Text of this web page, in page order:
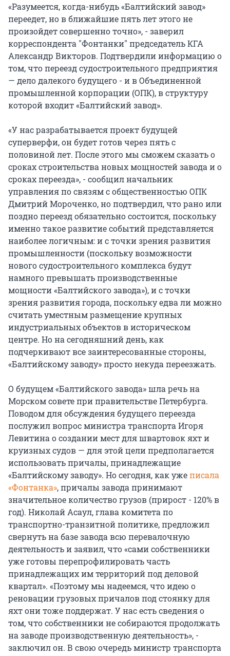
«Разумеется, когда-нибудь «Балтийский завод»
переедет, но в ближайшие пять лет этого не
произойдет совершенно точно», - заверил
корреспондента "Фонтанки" председатель КГА
Александр Викторов. Подтвердили информацию о
том, что переезд судостроительного предприятия
— дело далекого будущего - и в Объединенной
промышленной корпорации (ОПК), в структуру
которой входит «Балтийский завод».
«У нас разрабатывается проект будущей
суперверфи, он будет готов через пять с
половиной лет. После этого мы сможем сказать о
сроках строительства новых мощностей завода и о
сроках переезда», - сообщил начальник
управления по связям с общественностью ОПК
Дмитрий Мороченко, но подтвердил, что рано или
поздно переезд обязательно состоится, поскольку
именно такое развитие событий представляется
наиболее логичным: и с точки зрения развития
промышленности (поскольку возможности
нового судостроительного комплекса будут
намного превышать производственные
мощности «Балтийского завода»), и с точки
зрения развития города, поскольку едва ли можно
считать уместным размещение крупных
индустриальных объектов в историческом
центре. Но на сегодняшний день, как
подчеркивают все заинтересованные стороны,
«Балтийскому заводу» просто некуда переезжать.
О будущем «Балтийского завода» шла речь на
Морском совете при правительстве Петербурга.
Поводом для обсуждения будущего переезда
послужил вопрос министра транспорта Игоря
Левитина о создании мест для швартовок яхт и
круизных судов — для этой цели предполагается
использовать причалы, принадлежащие
«Балтийскому заводу». Но сегодня, как ужеписала
«Фонтанка», причалы завода принимают
значительное количество грузов (прирост - 120% в
год). Николай Асаул, глава комитета по
транспортно-транзитной политике, предложил
свернуть на базе завода всю перевалочную
деятельность и заявил, что «сами собственники
уже готовы перепрофилировать часть
принадлежащих им территорий под деловой
квартал». «Поэтому мы надеемся, что идею о
реновации грузовых причалов под стоянку для
яхт они тоже поддержат. У нас есть сведения о
том, что собственники не собираются продолжать
на заводе производственную деятельность», -
заключил он. В свою очередь министр транспорта